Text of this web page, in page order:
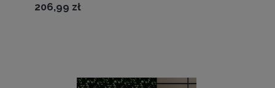
206,99 zł